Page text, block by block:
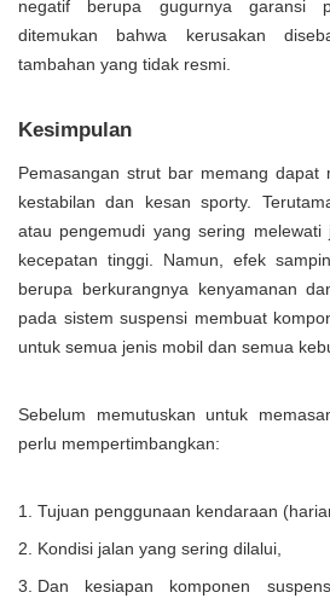
negatif berupa gugurnya garansi
ditemukan bahwa kerusakan
tambahan yang tidak resmi.
Kesimpulan
Pemasangan strut bar memang dapat
kestabilan dan kesan sporty.
atau pengemudi yang sering melewati
kecepatan tinggi. Namun, efek
berupa berkurangnya kenyamanan
pada sistem suspensi membuat
untuk semua jenis mobil dan semua
Sebelum memutuskan untuk
perlu mempertimbangkan:
Tujuan penggunaan kendaraan
Kondisi jalan yang sering dilalui,
Dan kesiapan komponen